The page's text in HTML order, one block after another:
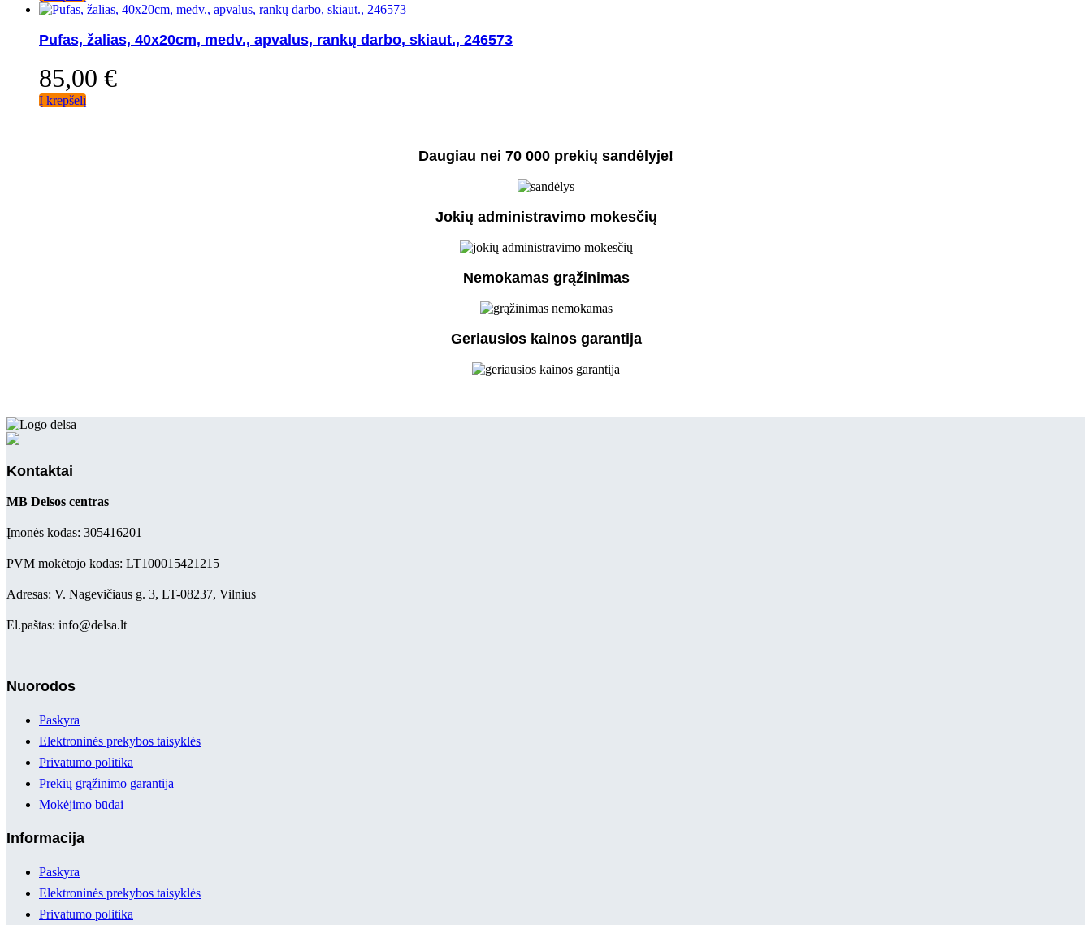
Pufas, žalias, 40x20cm, medv., apvalus, rankų darbo, skiaut., 246573
85,00 €
Į krepšelį
Daugiau nei 70 000 prekių sandėlyje!
Jokių administravimo mokesčių
Nemokamas grąžinimas
Geriausios kainos garantija
Kontaktai
MB Delsos centras
Įmonės kodas: 305416201
PVM mokėtojo kodas: LT100015421215
Adresas: V. Nagevičiaus g. 3, LT-08237, Vilnius
El.paštas: info@delsa.lt
Nuorodos
Paskyra
Elektroninės prekybos taisyklės
Privatumo politika
Prekių grąžinimo garantija
Mokėjimo būdai
Informacija
Paskyra
Elektroninės prekybos taisyklės
Privatumo politika